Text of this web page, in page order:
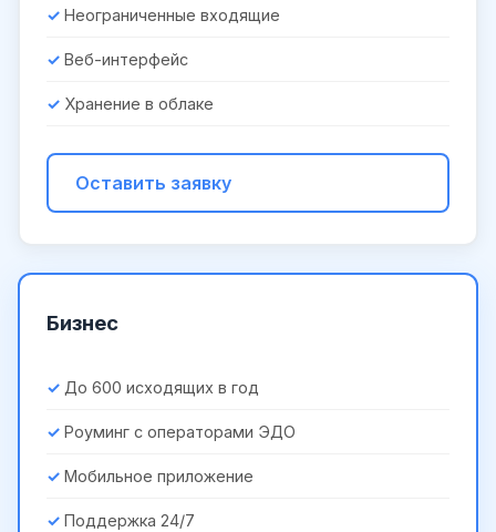
Неограниченные входящие
Веб-интерфейс
Хранение в облаке
Оставить заявку
Бизнес
До 600 исходящих в год
Роуминг с операторами ЭДО
Мобильное приложение
Поддержка 24/7